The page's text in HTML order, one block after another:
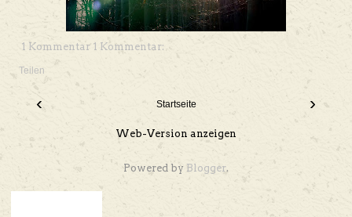
1 Kommentar 1 Kommentar:
Teilen
‹ ›
Startseite
Web-Version anzeigen
Powered by Blogger.